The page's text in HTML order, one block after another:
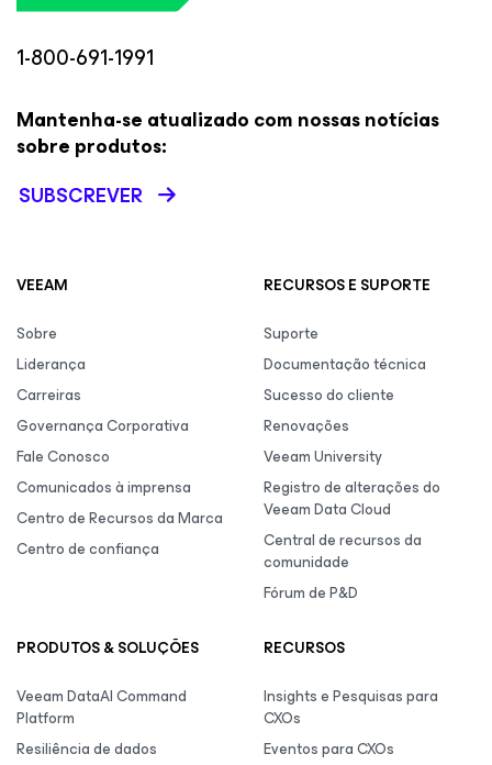
1-800-691-1991
Mantenha-se atualizado com nossas notícias
sobre produtos:
SUBSCREVER
VEEAM
Sobre
Liderança
Carreiras
Governança Corporativa
Fale Conosco
Comunicados à imprensa
Centro de Recursos da Marca
Centro de confiança
RECURSOS E SUPORTE
Suporte
Documentação técnica
Sucesso do cliente
Renovações
Veeam University
Registro de alterações do
Veeam Data Cloud
Central de recursos da
comunidade
Fórum de P&D
PRODUTOS & SOLUÇÕES
Veeam DataAI Command
Platform
Resiliência de dados
RECURSOS
Insights e Pesquisas para
CXOs
Eventos para CXOs